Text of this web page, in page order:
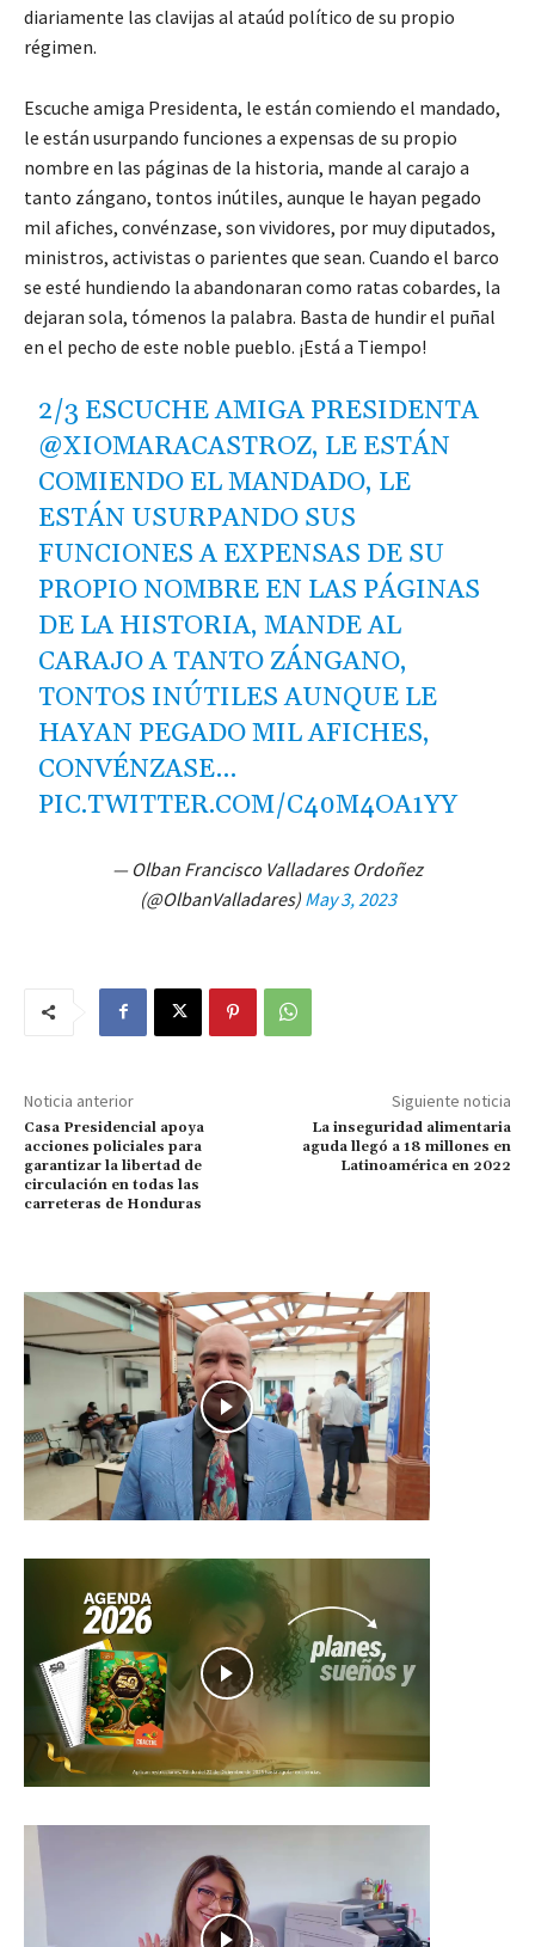
diariamente las clavijas al ataúd político de su propio
régimen.
Escuche amiga Presidenta, le están comiendo el mandado,
le están usurpando funciones a expensas de su propio
nombre en las páginas de la historia, mande al carajo a
tanto zángano, tontos inútiles, aunque le hayan pegado
mil afiches, convénzase, son vividores, por muy diputados,
ministros, activistas o parientes que sean. Cuando el barco
se esté hundiendo la abandonaran como ratas cobardes, la
dejaran sola, tómenos la palabra. Basta de hundir el puñal
en el pecho de este noble pueblo. ¡Está a Tiempo!
2/3 ESCUCHE AMIGA PRESIDENTA
@XIOMARACASTROZ, LE ESTÁN
COMIENDO EL MANDADO, LE
ESTÁN USURPANDO SUS
FUNCIONES A EXPENSAS DE SU
PROPIO NOMBRE EN LAS PÁGINAS
DE LA HISTORIA, MANDE AL
CARAJO A TANTO ZÁNGANO,
TONTOS INÚTILES AUNQUE LE
HAYAN PEGADO MIL AFICHES,
CONVÉNZASE…
PIC.TWITTER.COM/C40M4OA1YY
— Olban Francisco Valladares Ordoñez
(@OlbanValladares) May 3, 2023
Noticia anterior
Casa Presidencial apoya
acciones policiales para
garantizar la libertad de
circulación en todas las
carreteras de Honduras
Siguiente noticia
La inseguridad alimentaria
aguda llegó a 18 millones en
Latinoamérica en 2022